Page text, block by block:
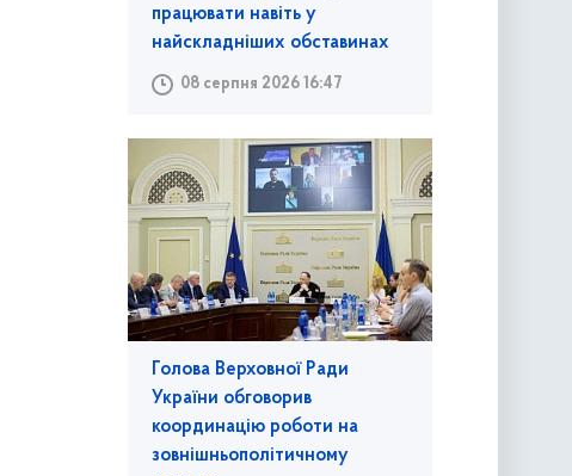
працювати навіть у
найскладніших обставинах
08 серпня 2026 16:47
Голова Верховної Ради
України обговорив
координацію роботи на
зовнішньополітичному